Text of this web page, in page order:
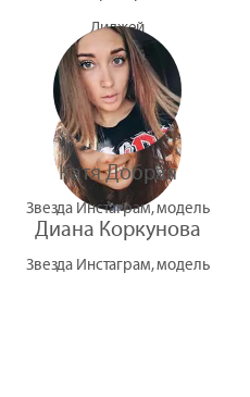
Диджей
Диана Коркунова
Звезда Инстаграм, модель
Катя Добрая
Звезда Инстаграм, модель